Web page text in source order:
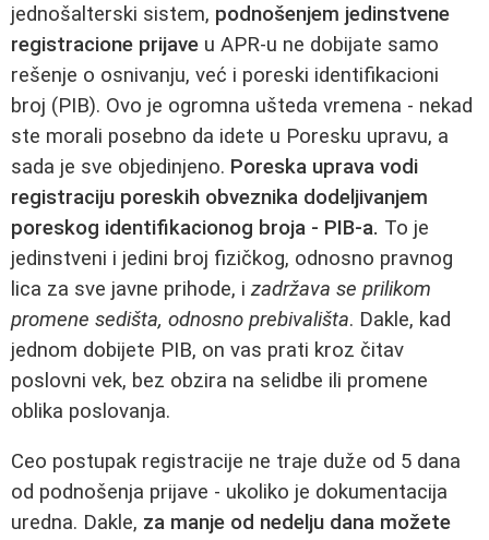
jednošalterski sistem, podnošenjem jedinstvene
registracione prijave u APR‑u ne dobijate samo
rešenje o osnivanju, već i poreski identifikacioni
broj (PIB). Ovo je ogromna ušteda vremena - nekad
ste morali posebno da idete u Poresku upravu, a
sada je sve objedinjeno. Poreska uprava vodi
registraciju poreskih obveznika dodeljivanjem
poreskog identifikacionog broja - PIB‑a. To je
jedinstveni i jedini broj fizičkog, odnosno pravnog
lica za sve javne prihode, i zadržava se prilikom
promene sedišta, odnosno prebivališta. Dakle, kad
jednom dobijete PIB, on vas prati kroz čitav
poslovni vek, bez obzira na selidbe ili promene
oblika poslovanja.
Ceo postupak registracije ne traje duže od 5 dana
od podnošenja prijave - ukoliko je dokumentacija
uredna. Dakle, za manje od nedelju dana možete